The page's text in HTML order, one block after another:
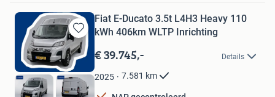
Bewaren
in
Mijn
Favorieten
Fiat E-Ducato 3.5t L4H3 Heavy 110
kWh 406km WLTP Inrichting
€ 39.745,- Details
2025 7.581 km